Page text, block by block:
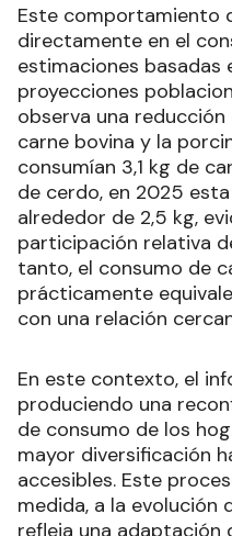
Este comportamiento
directamente en el
estimaciones basadas
proyecciones
observa una
carne bovina y la
consumían 3,1 kg de
de cerdo, en 2025
alrededor de 2,5 kg,
participación relativa
tanto, el consumo de
prácticamente
con una relación
En este contexto, el
produciendo una
de consumo de los
mayor diversificación
accesibles. Este
medida, a la evolución
refleja una adaptación